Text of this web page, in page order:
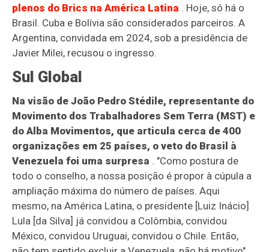
plenos do Brics na América Latina . Hoje, só há o
Brasil. Cuba e Bolívia são considerados parceiros. A
Argentina, convidada em 2024, sob a presidência de
Javier Milei, recusou o ingresso.
Sul Global
Na visão de João Pedro Stédile, representante do
Movimento dos Trabalhadores Sem Terra (MST) e
do Alba Movimentos, que articula cerca de 400
organizações em 25 países, o veto do Brasil à
Venezuela foi uma surpresa . "Como postura de
todo o conselho, a nossa posição é propor à cúpula a
ampliação máxima do número de países. Aqui
mesmo, na América Latina, o presidente [Luiz Inácio]
Lula [da Silva] já convidou a Colômbia, convidou
México, convidou Uruguai, convidou o Chile. Então,